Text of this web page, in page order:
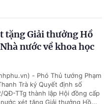
tặng Giải thưởng Hồ
nước về khoa học
- Phó Thủ tướng Phạm
Trà ký Quyết định số
QĐ-TTg thành lập Hội đồng cấp
xét tặng Giải thưởng Hồ...